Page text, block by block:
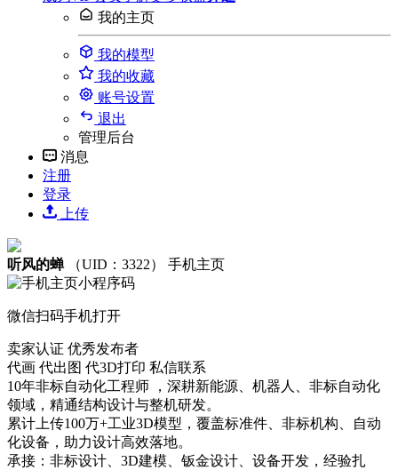
我的主页
我的模型
我的收藏
账号设置
退出
管理后台
消息
注册
登录
上传
听风的蝉 （UID：3322） 手机主页
微信扫码手机打开
卖家认证 优秀发布者
代画 代出图 代3D打印 私信联系
10年非标自动化工程师 ，深耕新能源、机器人、非标自动化
领域，精通结构设计与整机研发。
累计上传100万+工业3D模型，覆盖标准件、非标机构、自动
化设备，助力设计高效落地。
承接：非标设计、3D建模、钣金设计、设备开发，经验扎